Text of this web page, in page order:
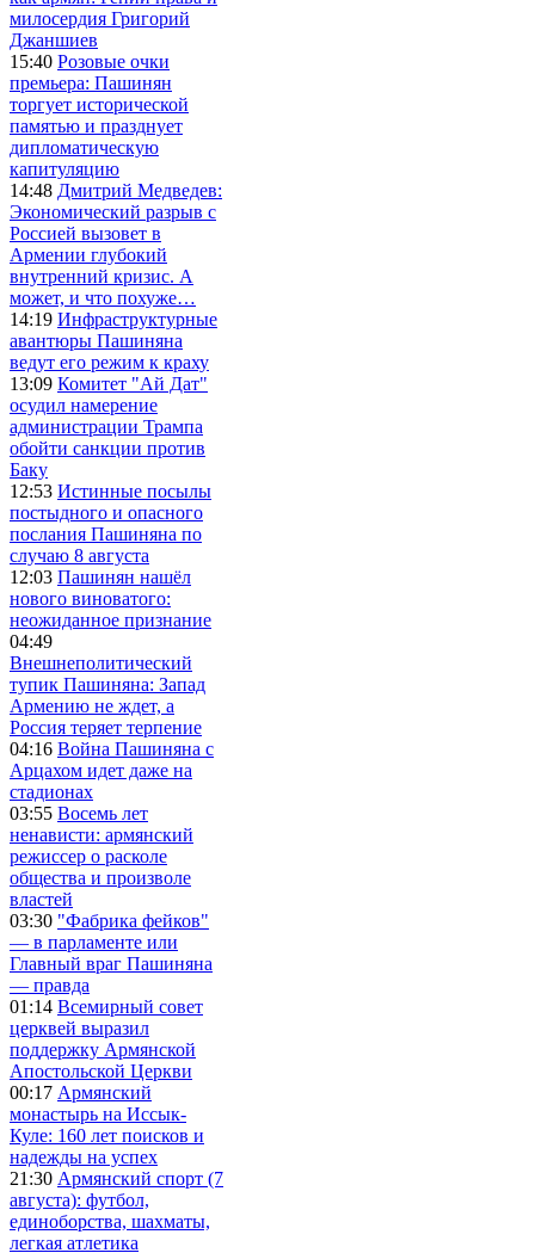
милосердия Григорий
Джаншиев
15:40 Розовые очки
премьера: Пашинян
торгует исторической
памятью и празднует
дипломатическую
капитуляцию
14:48 Дмитрий Медведев:
Экономический разрыв с
Россией вызовет в
Армении глубокий
внутренний кризис. А
может, и что похуже…
14:19 Инфраструктурные
авантюры Пашиняна
ведут его режим к краху
13:09 Комитет "Ай Дат"
осудил намерение
администрации Трампа
обойти санкции против
Баку
12:53 Истинные посылы
постыдного и опасного
послания Пашиняна по
случаю 8 августа
12:03 Пашинян нашёл
нового виноватого:
неожиданное признание
04:49
Внешнеполитический
тупик Пашиняна: Запад
Армению не ждет, а
Россия теряет терпение
04:16 Война Пашиняна с
Арцахом идет даже на
стадионах
03:55 Восемь лет
ненависти: армянский
режиссер о расколе
общества и произволе
властей
03:30 "Фабрика фейков"
— в парламенте или
Главный враг Пашиняна
— правда
01:14 Всемирный совет
церквей выразил
поддержку Армянской
Апостольской Церкви
00:17 Армянский
монастырь на Иссык-
Куле: 160 лет поисков и
надежды на успех
21:30 Армянский спорт (7
августа): футбол,
единоборства, шахматы,
легкая атлетика